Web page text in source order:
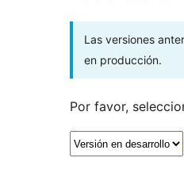
Las versiones
en producción.
Por favor,